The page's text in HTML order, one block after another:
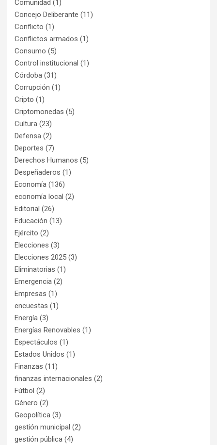
Comunidad (1)
Concejo Deliberante (11)
Conflicto (1)
Conflictos armados (1)
Consumo (5)
Control institucional (1)
Córdoba (31)
Corrupción (1)
Cripto (1)
Criptomonedas (5)
Cultura (23)
Defensa (2)
Deportes (7)
Derechos Humanos (5)
Despeñaderos (1)
Economía (136)
economía local (2)
Editorial (26)
Educación (13)
Ejército (2)
Elecciones (3)
Elecciones 2025 (3)
Eliminatorias (1)
Emergencia (2)
Empresas (1)
encuestas (1)
Energía (3)
Energías Renovables (1)
Espectáculos (1)
Estados Unidos (1)
Finanzas (11)
finanzas internacionales (2)
Fútbol (2)
Género (2)
Geopolítica (3)
gestión municipal (2)
gestión pública (4)